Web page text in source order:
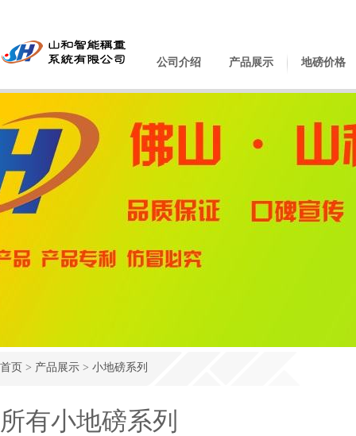
公司介绍 产品展示 地磅价格
首页 > 产品展示 > 小地磅系列
所有小地磅系列